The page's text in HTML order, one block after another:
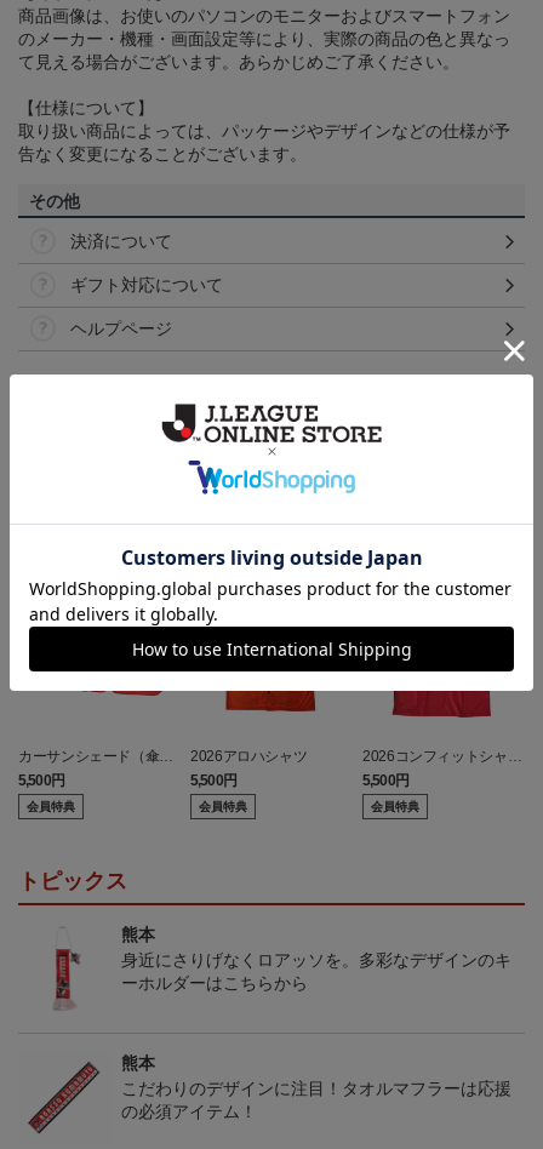
商品画像は、お使いのパソコンのモニターおよびスマートフォン
のメーカー・機種・画面設定等により、実際の商品の色と異なっ
て見える場合がございます。あらかじめご了承ください。
【仕様について】
取り扱い商品によっては、パッケージやデザインなどの仕様が予
告なく変更になることがございます。
その他
決済について
ギフト対応について
ヘルプページ
カーサンシェード（傘
型）
5,500円
会員特典
2026アロハシャツ
5,500円
会員特典
2026コンフィットシャツ
（襟付き）
5,500円
会員特典
トピックス
熊本
身近にさりげなくロアッソを。多彩なデザインのキ
ーホルダーはこちらから
熊本
こだわりのデザインに注目！タオルマフラーは応援
の必須アイテム！